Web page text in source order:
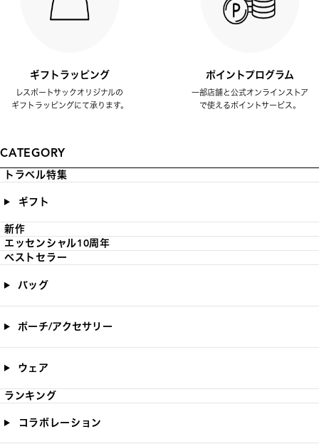
ギフトラッピング
レスポートサックオリジナルの
ギフトラッピングにて承ります。
ポイントプログラム
一部店舗と公式オンラインストア
で使えるポイントサービス。
CATEGORY
トラベル特集
ギフト
新作
エッセンシャル10周年
ベストセラー
バッグ
ポーチ/アクセサリー
ウェア
ランキング
コラボレーション